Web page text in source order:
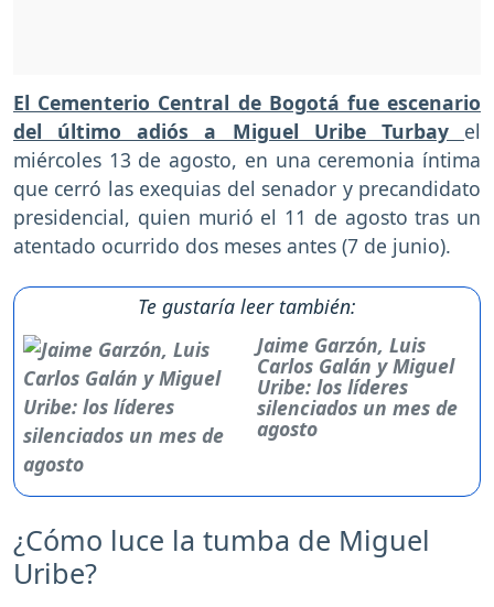
El Cementerio Central de Bogotá fue escenario
del último adiós a Miguel Uribe Turbay el
miércoles 13 de agosto, en una ceremonia íntima
que cerró las exequias del senador y precandidato
presidencial, quien murió el 11 de agosto tras un
atentado ocurrido dos meses antes (7 de junio).
Te gustaría leer también:
Jaime Garzón, Luis
Carlos Galán y Miguel
Uribe: los líderes
silenciados un mes de
agosto
¿Cómo luce la tumba de Miguel
Uribe?